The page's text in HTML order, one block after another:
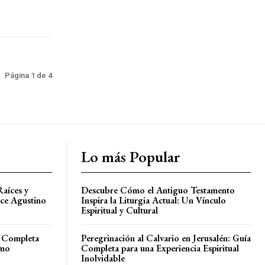
Página 1 de 4
y
Agustino
Lo más Popular
Descubre Cómo el Antiguo Testamento
Inspira la Liturgia Actual: Un Vínculo
Espiritual y Cultural
Peregrinación al Calvario en Jerusalén: Guía
Completa para una Experiencia Espiritual
Inolvidable